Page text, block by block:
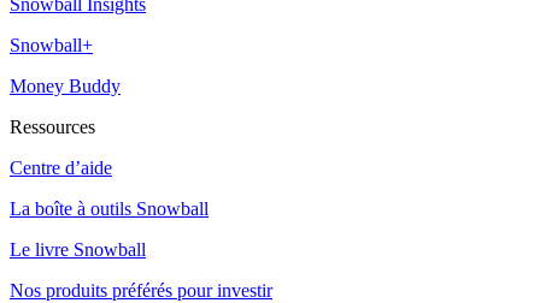
Snowball Insights
Snowball+
Money Buddy
Ressources
Centre d’aide
La boîte à outils Snowball
Le livre Snowball
Nos produits préférés pour investir